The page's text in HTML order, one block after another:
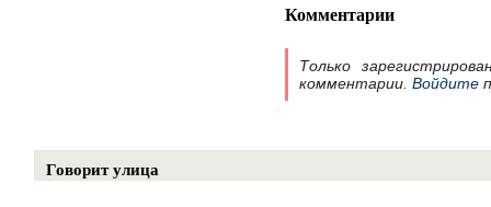
Комментарии
Только
комментарии. Войдите
Говорит улица